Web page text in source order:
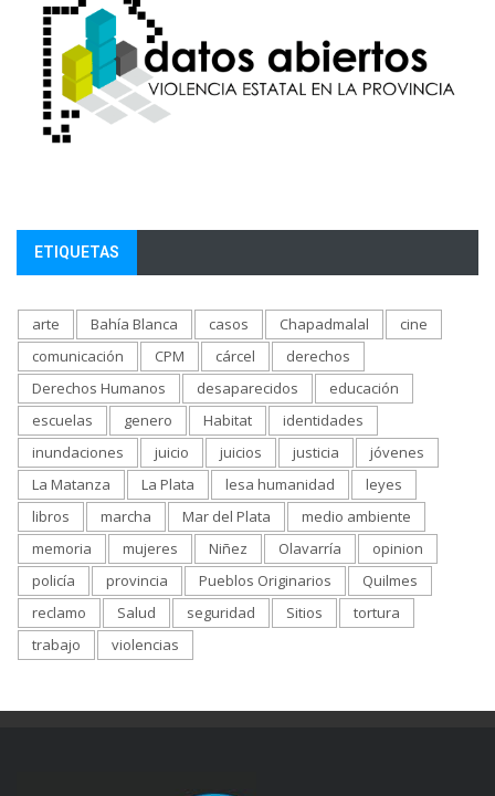
ETIQUETAS
arte Bahía Blanca casos Chapadmalal
cine
comunicación
CPM cárcel
derechos
Derechos Humanos
desaparecidos
educación
escuelas
genero Habitat
identidades
inundaciones
juicio juicios justicia
jóvenes
La Matanza
La Plata lesa humanidad
leyes
libros
marcha Mar del Plata
medio ambiente
memoria
mujeres Niñez Olavarría
opinion
policía
provincia Pueblos Originarios
Quilmes
reclamo
Salud seguridad Sitios
tortura
trabajo
violencias